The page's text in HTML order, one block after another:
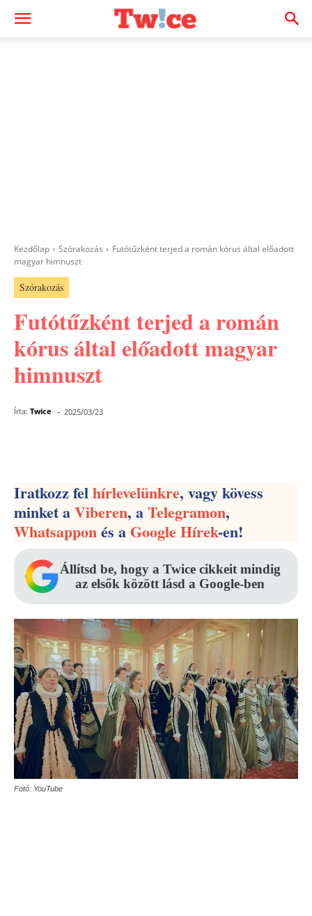
Kezdőlap Szórakozás
Futótűzként terjed a román kórus által előadott
magyar himnuszt
Szórakozás
Futótűzként terjed a román
kórus által előadott magyar
himnuszt
Írta: Twice - 2025/03/23
Iratkozz felhírlevelünkre, vagy kövess
minket aViberen, aTelegramon,
Whatsapponés aGoogle Hírek-en!
Állítsd be, hogy a Twice cikkeit mindig
az elsők között lásd a Google-ben
Fotó: YouTube